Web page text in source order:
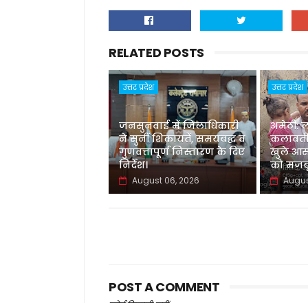
RELATED POSTS
उत्तर प्रदेश
जनसुनवाई में जिलाधिकारी
ने सुनीं शिकायतें, समयबद्ध व
गुणवत्तापूर्ण निस्तारण के दिए
निर्देश।
August 06, 2026
उत्तर प्रदेश
अमेठी:
खुले
को
POST A COMMENT